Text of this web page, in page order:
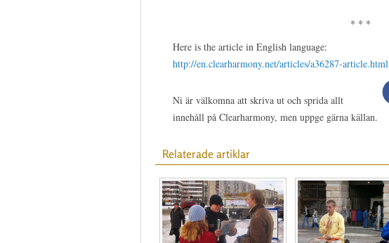
* * *
Here is the article in English language:
http://en.clearharmony.net/articles/a36287-article.html
Ni är välkomna att skriva ut och sprida allt
innehåll på Clearharmony, men uppge gärna källan.
Relaterade artiklar